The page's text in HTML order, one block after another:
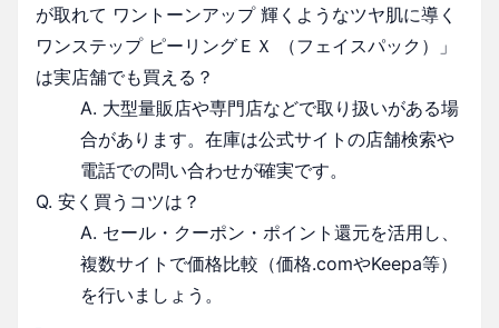
が取れて ワントーンアップ 輝くようなツヤ肌に導く
ワンステップ ピーリングＥＸ （フェイスパック）」
は実店舗でも買える？
A. 大型量販店や専門店などで取り扱いがある場
合があります。在庫は公式サイトの店舗検索や
電話での問い合わせが確実です。
Q. 安く買うコツは？
A. セール・クーポン・ポイント還元を活用し、
複数サイトで価格比較（価格.comやKeepa等）
を行いましょう。